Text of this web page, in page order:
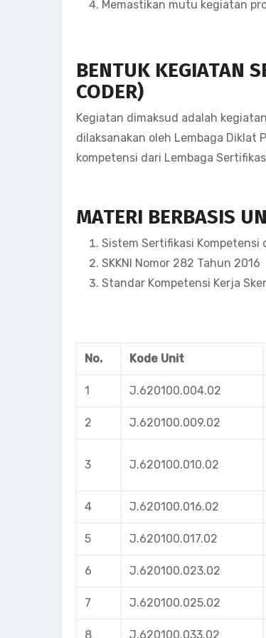
Memastikan mutu kegiatan
BENTUK KEGIATAN
CODER)
Kegiatan dimaksud adalah
dilaksanakan oleh Lembaga
kompetensi dari Lembaga
MATERI BERBASIS
Sistem Sertifikasi Kompetensi
SKKNI Nomor 282 Tahun 2016
Standar Kompetensi Kerja
No. Kode Unit
1 J.620100.004.02
2 J.620100.009.02
3 J.620100.010.02
4 J.620100.016.02
5 J.620100.017.02
6 J.620100.023.02
7 J.620100.025.02
8 J.620100.033.02